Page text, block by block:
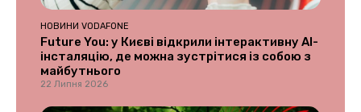
НОВИНИ VODAFONE
Future You: у Києві відкрили інтерактивну AI-
інсталяцію, де можна зустрітися із собою з
майбутнього
22 Липня 2026